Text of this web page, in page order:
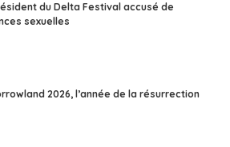
du Delta Festival accusé de
sexuelles
2026, l’année de la résurrection